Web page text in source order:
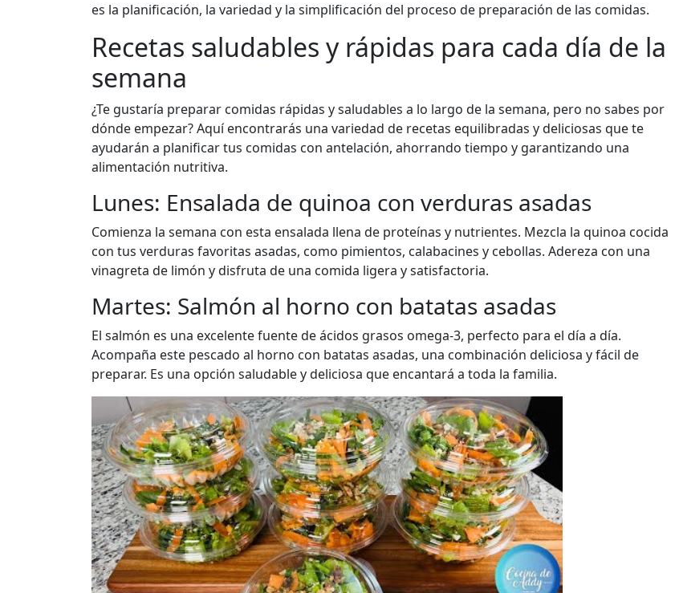
es la planificación, la variedad y la simplificación del proceso de preparación de las comidas.
Recetas saludables y rápidas para cada día de la
semana
¿Te gustaría preparar comidas rápidas y saludables a lo largo de la semana, pero no sabes por
dónde empezar? Aquí encontrarás una variedad de recetas equilibradas y deliciosas que te
ayudarán a planificar tus comidas con antelación, ahorrando tiempo y garantizando una
alimentación nutritiva.
Lunes: Ensalada de quinoa con verduras asadas
Comienza la semana con esta ensalada llena de proteínas y nutrientes. Mezcla la quinoa cocida
con tus verduras favoritas asadas, como pimientos, calabacines y cebollas. Adereza con una
vinagreta de limón y disfruta de una comida ligera y satisfactoria.
Martes: Salmón al horno con batatas asadas
El salmón es una excelente fuente de ácidos grasos omega-3, perfecto para el día a día.
Acompaña este pescado al horno con batatas asadas, una combinación deliciosa y fácil de
preparar. Es una opción saludable y deliciosa que encantará a toda la familia.